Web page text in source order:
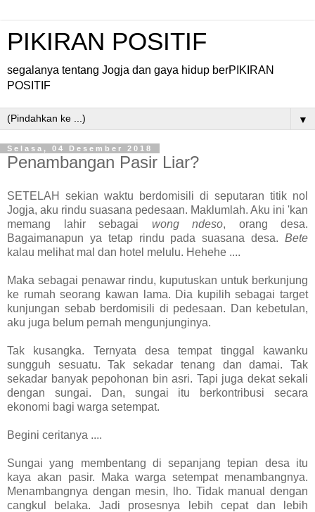
PIKIRAN POSITIF
segalanya tentang Jogja dan gaya hidup berPIKIRAN
POSITIF
▼
Selasa, 04 Desember 2018
Penambangan Pasir Liar?
SETELAH sekian waktu berdomisili di seputaran titik nol
Jogja, aku rindu suasana pedesaan. Maklumlah. Aku ini 'kan
memang lahir sebagai wong ndeso, orang desa.
Bagaimanapun ya tetap rindu pada suasana desa. Bete
kalau melihat mal dan hotel melulu. Hehehe ....
Maka sebagai penawar rindu, kuputuskan untuk berkunjung
ke rumah seorang kawan lama. Dia kupilih sebagai target
kunjungan sebab berdomisili di pedesaan. Dan kebetulan,
aku juga belum pernah mengunjunginya.
Tak kusangka. Ternyata desa tempat tinggal kawanku
sungguh sesuatu. Tak sekadar tenang dan damai. Tak
sekadar banyak pepohonan bin asri. Tapi juga dekat sekali
dengan sungai. Dan, sungai itu berkontribusi secara
ekonomi bagi warga setempat.
Begini ceritanya ....
Sungai yang membentang di sepanjang tepian desa itu
kaya akan pasir. Maka warga setempat menambangnya.
Menambangnya dengan mesin, lho. Tidak manual dengan
cangkul belaka. Jadi prosesnya lebih cepat dan lebih